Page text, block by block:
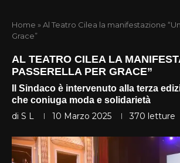
Home »Al Teatro Cilea la manifestazione
Grace”
AL TEATRO CILEA LA
PASSERELLA PER GRACE”
Il Sindaco è intervenuto alla terza
che coniuga moda e solidarietà
di S L 10 Marzo 2025 370 letture